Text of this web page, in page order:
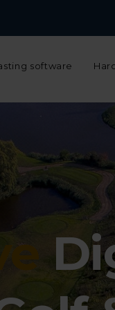
software